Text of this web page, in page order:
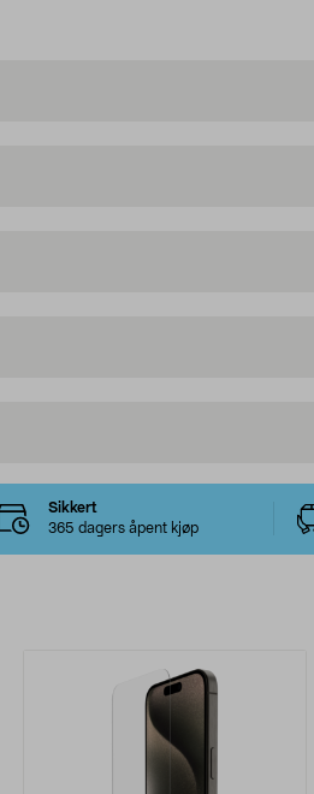
Sikkert
365 dagers åpent kjøp